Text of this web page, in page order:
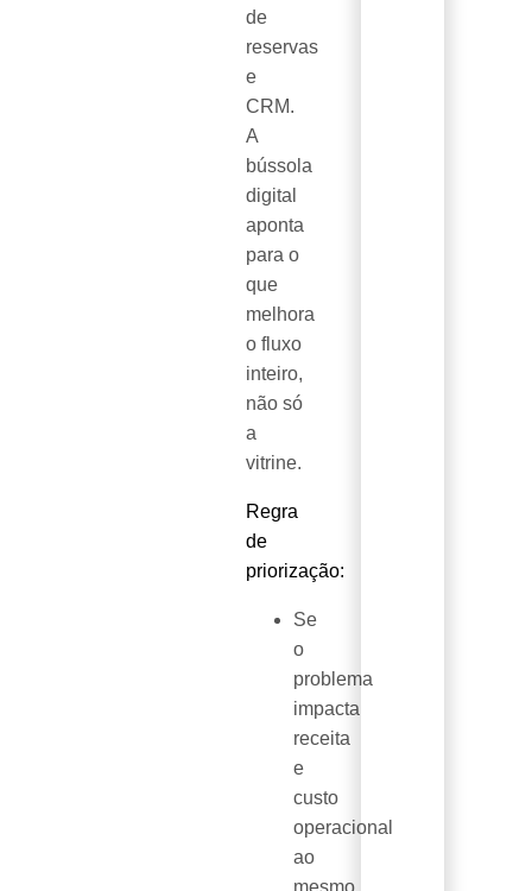
de
reservas
e
CRM.
A
bússola
digital
aponta
para o
que
melhora
o fluxo
inteiro,
não só
a
vitrine.
Regra
de
priorização:
Se
o
problema
impacta
receita
e
custo
operacional
ao